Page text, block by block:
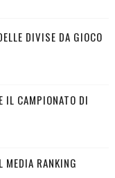
DIVISE DA GIOCO
IL CAMPIONATO DI
MEDIA RANKING